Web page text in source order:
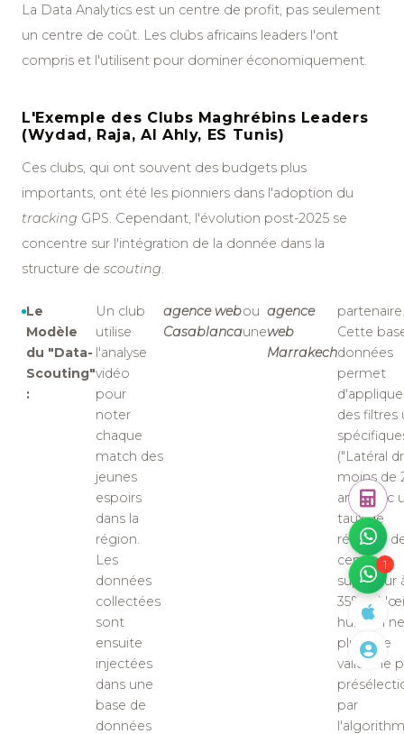
1
La Data Analytics est un centre de profit, pas seulement
un centre de coût. Les clubs africains leaders l'ont
compris et l'utilisent pour dominer économiquement.
L'Exemple des Clubs Maghrébins Leaders
(Wydad, Raja, Al Ahly, ES Tunis)
Ces clubs, qui ont souvent des budgets plus
importants, ont été les pionniers dans l'adoption du
tracking GPS. Cependant, l'évolution post-2025 se
concentre sur l'intégration de la donnée dans la
structure de scouting
Le
Modèle
du "Data-
Scouting"
:
Un club
utilise
l'analyse
vidéo
pour
noter
chaque
match des
jeunes
espoirs
dans la
région.
Les
données
collectées
sont
ensuite
injectées
dans une
base de
données
agence web
Casablanca
ou
une
agence
web
Marrakech
partenaire.
Cette
données
permet
des filtres
("Latéral
moins de
ans, avec
taux de
réussite
centres
supérieur
35%").
humain
plus que
valider le
par